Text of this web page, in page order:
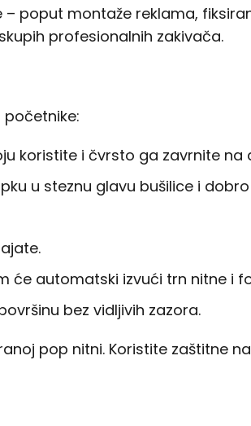
poput montaže reklama,
profesionalnih zakivača.
koristite i čvrsto ga zavrnite na
u steznu glavu bušilice i
će automatski izvući trn nitne i
bez vidljivih zazora.
pop nitni. Koristite zaštitne